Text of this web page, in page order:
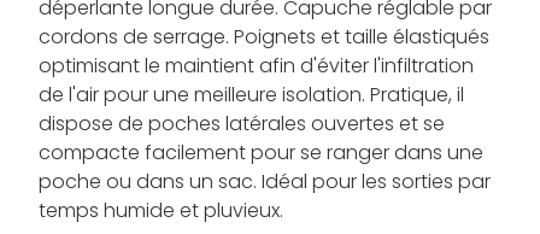
déperlante longue durée. Capuche réglable par
cordons de serrage. Poignets et taille élastiqués
optimisant le maintient afin d'éviter l'infiltration
de l'air pour une meilleure isolation. Pratique, il
dispose de poches latérales ouvertes et se
compacte facilement pour se ranger dans une
poche ou dans un sac. Idéal pour les sorties par
temps humide et pluvieux.